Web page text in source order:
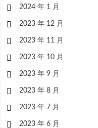
2024 年 1 月
2023 年 12 月
2023 年 11 月
2023 年 10 月
2023 年 9 月
2023 年 8 月
2023 年 7 月
2023 年 6 月